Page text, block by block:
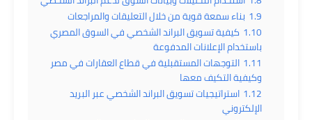
1.9 بناء سمعة قوية من خلال التعليقات والمراجعات
1.10 كيفية تسويق البراند الشخصي في السوق المصري
باستخدام الإعلانات المدفوعة
1.11 التوجهات المستقبلية في قطاع العقارات في مصر
وكيفية التكيف معها
1.12 استراتيجيات تسويق البراند الشخصي عبر البريد
الإلكتروني